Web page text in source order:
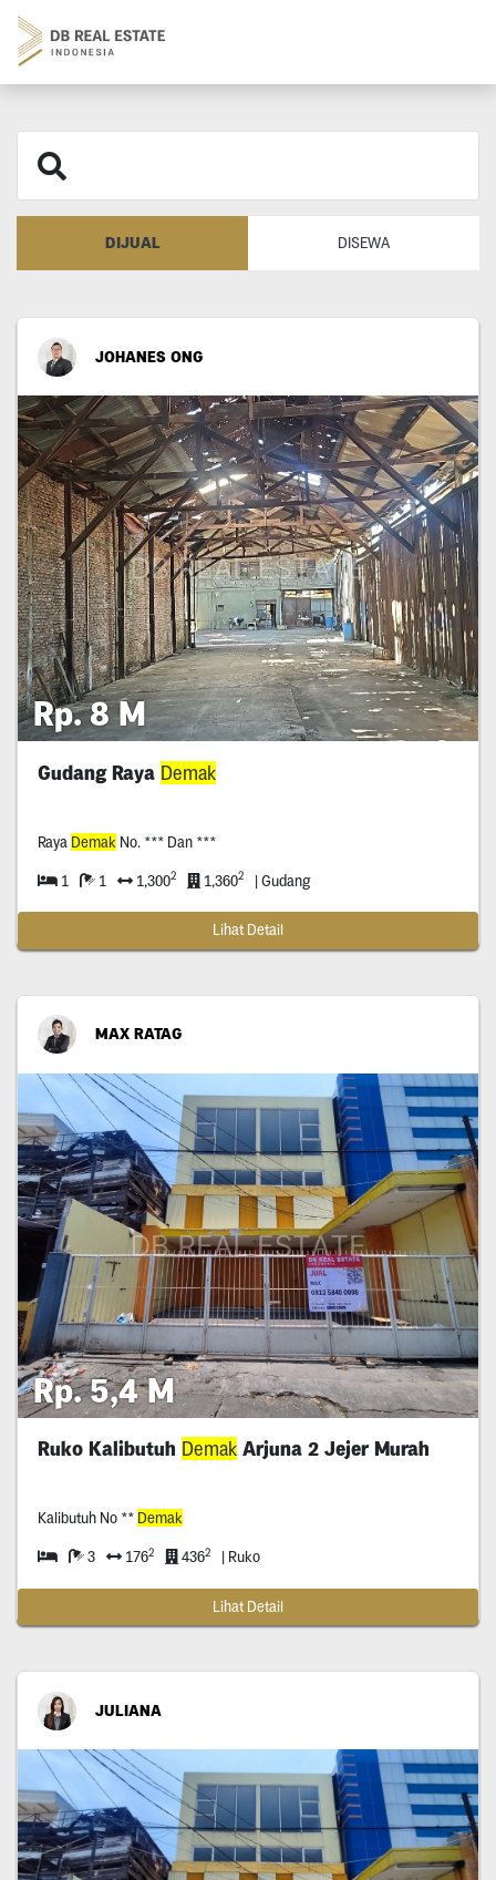
DIJUAL DISEWA
JOHANES ONG
Rp. 8 M
Gudang Raya Demak
Raya Demak No. *** Dan ***
1 1 1,3002 1,3602 | Gudang
Lihat Detail
MAX RATAG
Rp. 5,4 M
Ruko Kalibutuh DemakArjuna 2 Jejer Murah
Kalibutuh No ** Demak
3 1762 4362 | Ruko
Lihat Detail
JULIANA